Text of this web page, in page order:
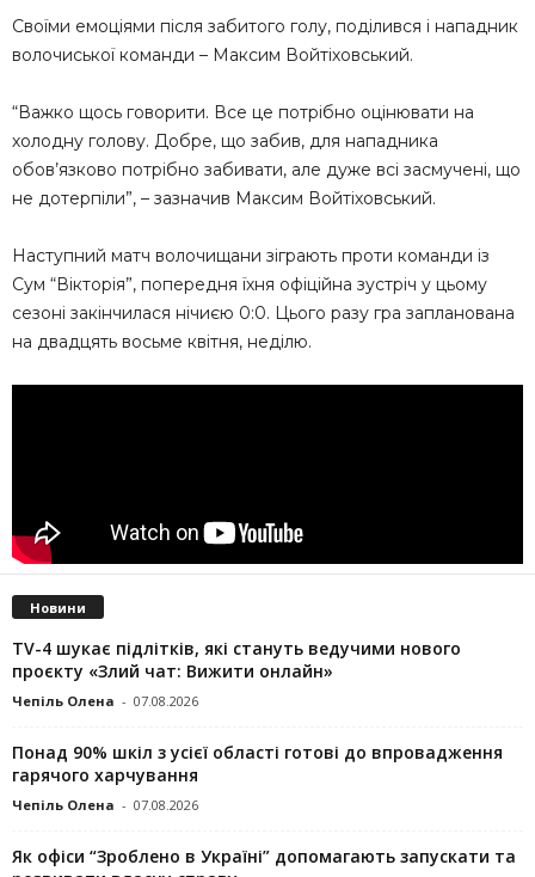
Своїми емоціями після забитого голу, поділився і нападник
волочиської команди – Максим Войтіховський.
“Важко щось говорити. Все це потрібно оцінювати на
холодну голову. Добре, що забив, для нападника
обов’язково потрібно забивати, але дуже всі засмучені, що
не дотерпіли”, – зазначив Максим Войтіховський.
Наступний матч волочищани зіграють проти команди із
Сум “Вікторія”, попередня їхня офіційна зустріч у цьому
сезоні закінчилася нічиєю 0:0. Цього разу гра запланована
на двадцять восьме квітня, неділю.
Новини
TV-4 шукає підлітків, які стануть ведучими нового
проєкту «Злий чат: Вижити онлайн»
Чепіль Олена - 07.08.2026
Понад 90% шкіл з усієї області готові до впровадження
гарячого харчування
Чепіль Олена - 07.08.2026
Як офіси “Зроблено в Україні” допомагають запускaти та